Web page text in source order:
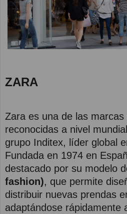
ZARA
Zara es una de las
reconocidas a nivel
grupo Inditex, líder global
Fundada en 1974 en
destacado por su modelo
fashion), que permite
distribuir nuevas prendas
adaptándose rápidamente